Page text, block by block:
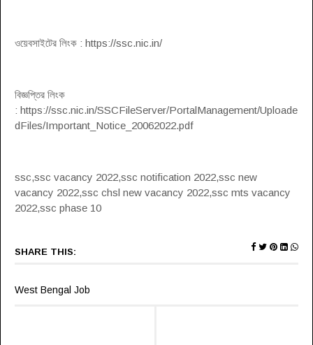
ওয়েবসাইটের লিংক : https://ssc.nic.in/
বিজ্ঞপ্তির লিংক
: https://ssc.nic.in/SSCFileServer/PortalManagement/Uploade
dFiles/Important_Notice_20062022.pdf
ssc,ssc vacancy 2022,ssc notification 2022,ssc new
vacancy 2022,ssc chsl new vacancy 2022,ssc mts vacancy
2022,ssc phase 10
SHARE THIS:
West Bengal Job